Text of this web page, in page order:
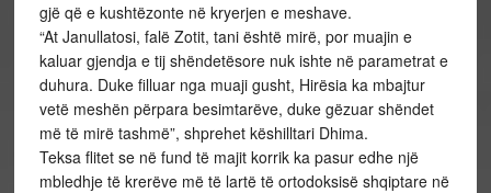
gjë që e kushtëzonte në kryerjen e meshave.
“At Janullatosi, falë Zotit, tani është mirë, por muajin e
kaluar gjendja e tij shëndetësore nuk ishte në parametrat e
duhura. Duke filluar nga muaji gusht, Hirësia ka mbajtur
vetë meshën përpara besimtarëve, duke gëzuar shëndet
më të mirë tashmë”, shprehet këshilltari Dhima.
Teksa flitet se në fund të majit korrik ka pasur edhe një
mbledhje të krerëve më të lartë të ortodoksisë shqiptare në